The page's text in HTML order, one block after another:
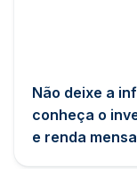
Não deixe a
conheça o
e renda